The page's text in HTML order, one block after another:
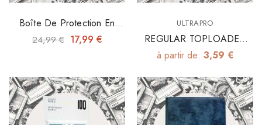
Boîte De Protection En
Acrylique 4mm Pour ETB
24,99 € 17,99 €
ULTRAPRO
REGULAR TOPLOADER
3"x4" X25
à partir de: 3,59 €